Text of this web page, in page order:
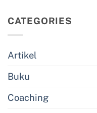
CATEGORIES
Artikel
Buku
Coaching